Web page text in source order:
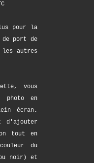
pour la
port de
les autres
vous
photo en
écran.
d'ajouter
tout en
du
ou noir) et